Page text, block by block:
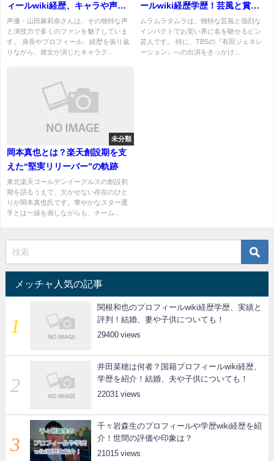
ィールwiki経歴、キャラや声の
特徴は？梶原岳人と結婚
声優・山田麻莉奈さんは、その独特な声
と演技力で多くのファンを魅了していま
す。 身長やプロフィール、経歴を振り返
りながら、彼女が演じたキャラク...
ールwiki経歴学歴！芸風と賞レ
ース戦歴も紹介！
ムラムラタムラは、独特な芸風と強烈な
インパクトでお笑い界に名を馳せるピン
芸人です。 特に、TBSの『有田ジェネレ
ーション』への出演をきっかけ...
未分類
岡本真也とは？楽天創設期を支
えた“堅実リリーバー”の軌跡
東北楽天ゴールデンイーグルスの創設初
期を語るうえで、欠かせない存在のひと
りが岡本真也氏です。華やかなスター選
手とは一線を画しながらも、チーム...
メッチャ人気の記事
関根和也のプロフィールwiki経歴学歴、実績と
評判！結婚、妻や子供についても！
29400
井田菜穂は何者？国籍プロフィールwiki経歴、
学歴を紹介！結婚、夫や子供についても！
22031
千々岩森生のプロフィールや学歴wiki経歴を紹
介！世間の評価や印象は？
21015